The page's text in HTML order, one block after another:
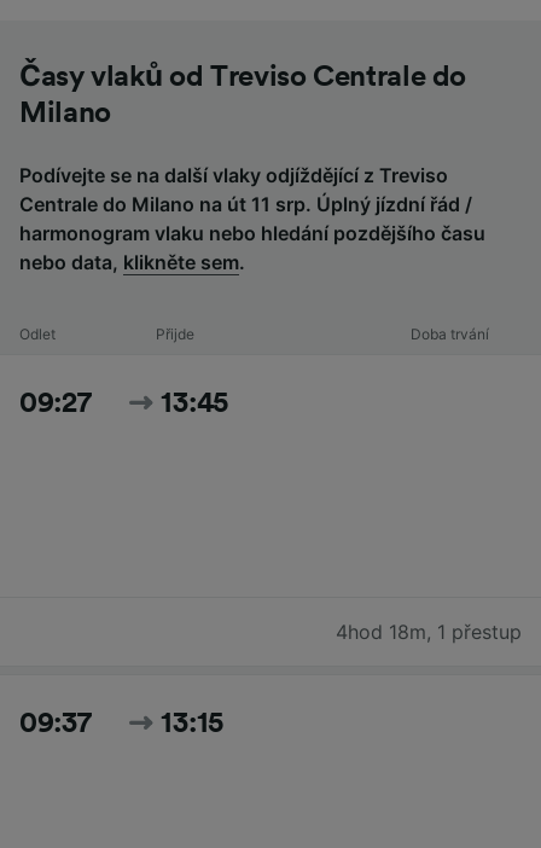
Časy vlaků od Treviso Centrale do
Milano
Podívejte se na další vlaky odjíždějící z Treviso
Centrale do Milano na út 11 srp. Úplný jízdní řád /
harmonogram vlaku nebo hledání pozdějšího času
nebo data, klikněte sem.
Odlet Přijde Doba trvání
09:27 13:45
4hod 18m, 1 přestup
09:37 13:15